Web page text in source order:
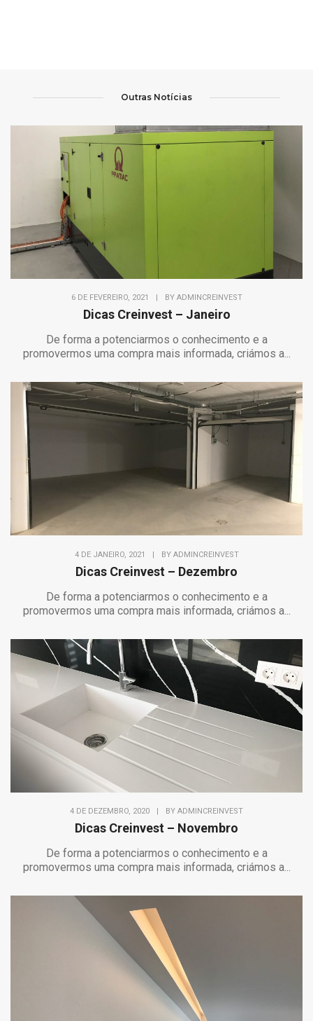
Outras Notícias
6 DE FEVEREIRO, 2021 BY ADMINCREINVEST
Dicas Creinvest – Janeiro
De forma a potenciarmos o conhecimento e a
promovermos uma compra mais informada, criámos a...
4 DE JANEIRO, 2021 | BY ADMINCREINVEST
Dicas Creinvest – Dezembro
De forma a potenciarmos o conhecimento e a
promovermos uma compra mais informada, criámos a...
4 DE DEZEMBRO, 2020 | BY ADMINCREINVEST
Dicas Creinvest – Novembro
De forma a potenciarmos o conhecimento e a
promovermos uma compra mais informada, criámos a...